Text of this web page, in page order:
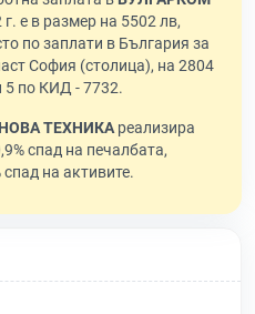
е в размер на 5502 лв,
по заплати в България за
София (столица), на 2804
5 по КИД - 7732.
ТЕХНИКАреализира
спад на печалбата,
спад на активите.